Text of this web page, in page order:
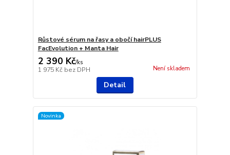
Růstové sérum na řasy a obočí hairPLUS
FacEvolution + Manta Hair
2 390 Kč/ks
1 975 Kč bez DPH Není skladem
Detail
Novinka